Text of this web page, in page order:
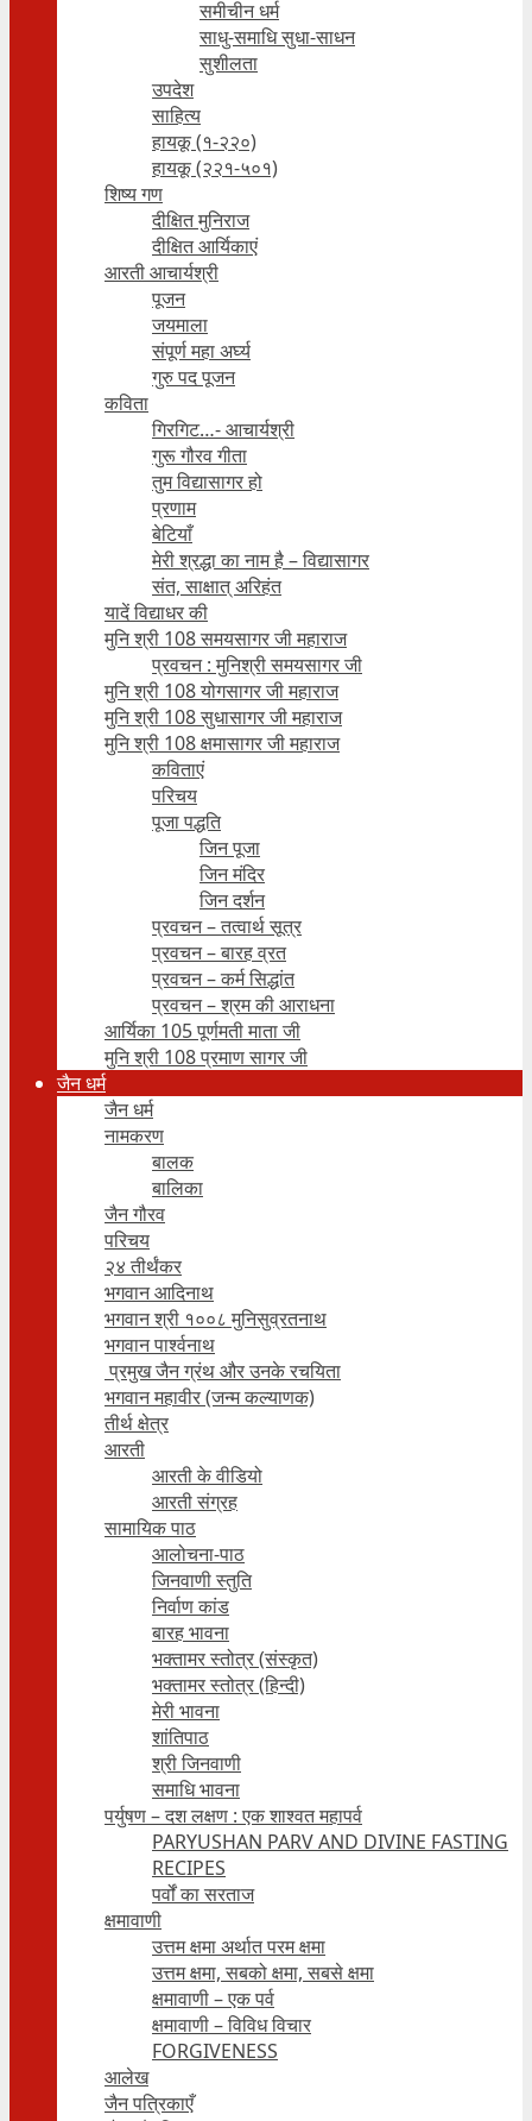
समीचीन धर्म
साधु-समाधि सुधा-साधन
सुशीलता
उपदेश
साहित्य
हायकू (१‍-२२०)
हायकू (२२१-५०१)
शिष्य गण
दीक्षित मुनिराज
दीक्षित आर्यिकाएं
आरती आचार्यश्री
पूजन
जयमाला
संपूर्ण महा अर्घ्य
गुरु पद पूजन
कविता
गिरगिट…- आचार्यश्री
गुरू गौरव गीता
तुम विद्यासागर हो
प्रणाम
बेटियाँ
मेरी श्रद्धा का नाम है – विद्यासागर
संत, साक्षात् अरिहंत
यादें विद्याधर की
मुनि श्री 108 समयसागर जी महाराज
प्रवचन : मुनिश्री समयसागर जी
मुनि श्री 108 योगसागर जी महाराज
मुनि श्री 108 सुधासागर जी महाराज
मुनि श्री 108 क्षमासागर जी महाराज
कविताएं
परिचय
पूजा पद्धति
जिन पूजा
जिन मंदिर
जिन दर्शन
प्रवचन – तत्वार्थ सूत्र
प्रवचन – बारह व्रत
प्रवचन – कर्म सिद्धांत
प्रवचन – श्रम की आराधना
आर्यिका 105 पूर्णमती माता जी
मुनि श्री 108 प्रमाण सागर जी
जैन धर्म
जैन धर्म
नामकरण
बालक
बालिका
जैन गौरव
परिचय
२४ तीर्थंकर
भगवान आदिनाथ
भगवान श्री १००८ मुनिसुव्रतनाथ
भगवान पार्श्वनाथ
प्रमुख जैन ग्रंथ और उनके रचयिता
भगवान महावीर (जन्म कल्याणक)
तीर्थ क्षेत्र
आरती
आरती के वीडियो
आरती संग्रह
सामायिक पाठ
आलोचना-पाठ
जिनवाणी स्तुति
निर्वाण कांड
बारह भावना
भक्तामर स्तोत्र (संस्कृत)
भक्तामर स्तोत्र (हिन्दी)
मेरी भावना
शांतिपाठ
श्री जिनवाणी
समाधि भावना
पर्युषण – दश लक्षण : एक शाश्वत महापर्व
PARYUSHAN PARV AND DIVINE FASTING
RECIPES
पर्वों का सरताज
क्षमावाणी
उत्तम क्षमा अर्थात परम क्षमा
उत्तम क्षमा, सबको क्षमा, सबसे क्षमा
क्षमावाणी – एक पर्व
क्षमावाणी – विविध विचार
FORGIVENESS
आलेख
जैन पत्रिकाएँ